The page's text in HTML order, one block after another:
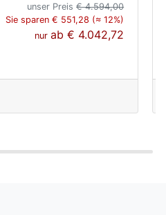
unser Preis€ 4.594,00
Sie sparen € 551,28 (≈ 12%)
nurab€ 4.042,72